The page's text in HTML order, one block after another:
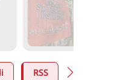
RSS